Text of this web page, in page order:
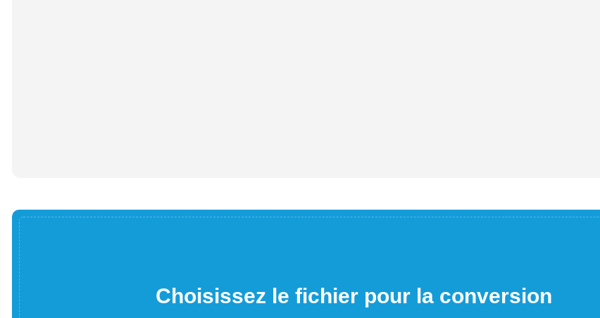
Choisissez le fichier pour la conversion